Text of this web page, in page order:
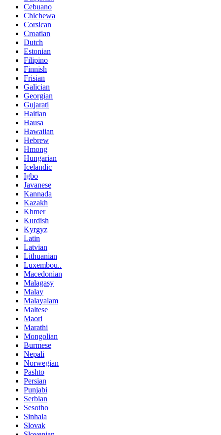
Cebuano
Chichewa
Corsican
Croatian
Dutch
Estonian
Filipino
Finnish
Frisian
Galician
Georgian
Gujarati
Haitian
Hausa
Hawaiian
Hebrew
Hmong
Hungarian
Icelandic
Igbo
Javanese
Kannada
Kazakh
Khmer
Kurdish
Kyrgyz
Latin
Latvian
Lithuanian
Luxembou..
Macedonian
Malagasy
Malay
Malayalam
Maltese
Maori
Marathi
Mongolian
Burmese
Nepali
Norwegian
Pashto
Persian
Punjabi
Serbian
Sesotho
Sinhala
Slovak